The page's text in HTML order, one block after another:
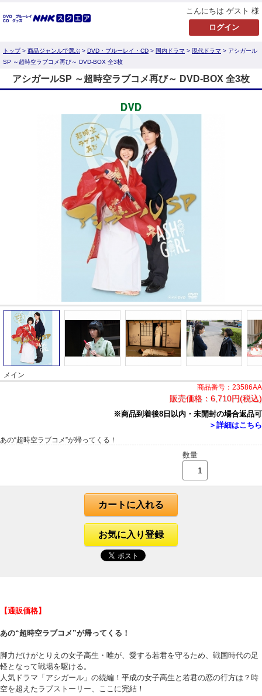
こんにちは ゲスト 様
トップ> 商品ジャンルで選ぶ > DVD・ブルーレイ・CD > 国内ドラマ > 現代ドラマ > アシガール
SP ～超時空ラブコメ再び～ DVD-BOX 全3枚
アシガールSP ～超時空ラブコメ再び～ DVD-BOX 全3枚
メイン
商品番号：23586AA
販売価格： 6,710円(税込)
※商品到着後8日以内・未開封の場合返品可
＞詳細はこちら
あの“超時空ラブコメ”が帰ってくる！
数量
カートに入れる
お気に入り登録
【通販価格】
あの“超時空ラブコメ”が帰ってくる！
脚力だけがとりえの女子高生・唯が、愛する若君を守るため、戦国時代の足
軽となって戦場を駆ける。
人気ドラマ「アシガール」の続編！平成の女子高生と若君の恋の行方は？時
空を超えたラブストーリー、ここに完結！